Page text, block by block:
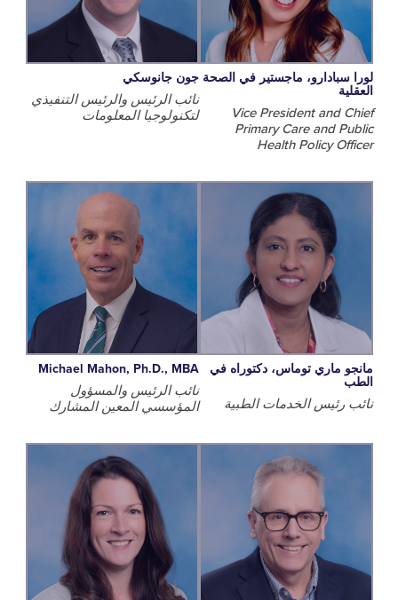
ماجستير في الصحة
Vice President
Primary Care and
Health Policy
جون جانوسكي
نائب الرئيس والرئيس التنفيذي
لتكنولوجيا المعلومات
ماري توماس، دكتوراه في
الخدمات الطبية
Michael Mahon, Ph.D., MBA
نائب الرئيس والمسؤول
المؤسسي المعين المشارك